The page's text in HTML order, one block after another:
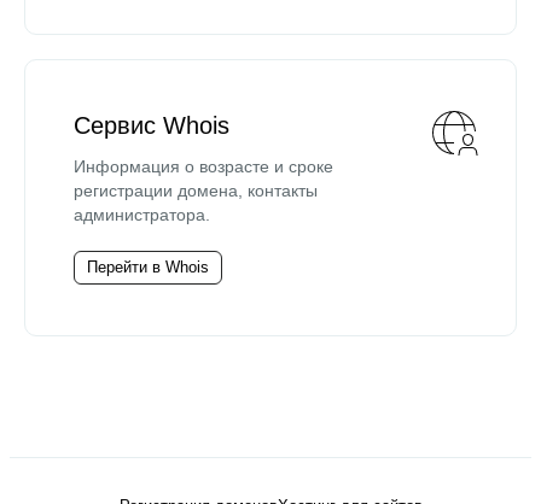
Сервис Whois
Информация о возрасте и сроке
регистрации домена, контакты
администратора.
Перейти в Whois